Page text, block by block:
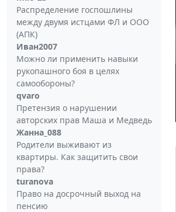
Распределение госпошлины
между двумя истцами ФЛ и ООО
(АПК)
Иван2007
Можно ли применить навыки
рукопашного боя в целях
самообороны?
qvaro
Претензия о нарушении
авторских прав Маша и Медведь
Жанна_088
Родители выживают из
квартиры. Как защитить свои
права?
turanova
Право на досрочный выход на
пенсию